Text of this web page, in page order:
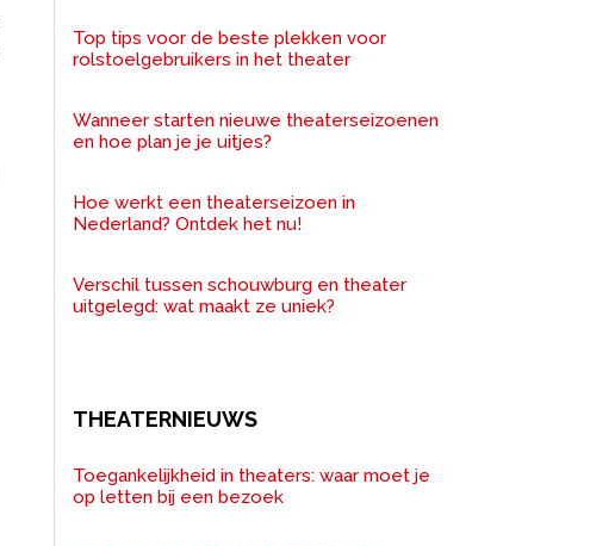
Top tips voor de beste plekken voor
rolstoelgebruikers in het theater
Wanneer starten nieuwe theaterseizoenen
en hoe plan je je uitjes?
Hoe werkt een theaterseizoen in
Nederland? Ontdek het nu!
Verschil tussen schouwburg en theater
uitgelegd: wat maakt ze uniek?
THEATERNIEUWS
Toegankelijkheid in theaters: waar moet je
op letten bij een bezoek